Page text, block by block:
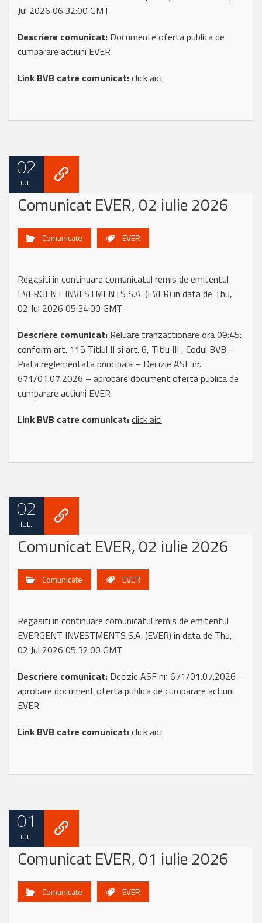
Jul 2026 06:32:00 GMT
Descriere comunicat: Documente oferta publica de
cumparare actiuni EVER
Link BVB catre comunicat:click aici
02
IUL.
Comunicat EVER, 02 iulie 2026
Comunicate EVER
Regasiti in continuare comunicatul remis de emitentul
EVERGENT INVESTMENTS S.A. (EVER) in data de Thu,
02 Jul 2026 05:34:00 GMT
Descriere comunicat: Reluare tranzactionare ora 09:45:
conform art. 115 Titlul II si art. 6, Titlu III , Codul BVB –
Piata reglementata principala – Decizie ASF nr.
671/01.07.2026 – aprobare document oferta publica de
cumparare actiuni EVER
Link BVB catre comunicat:click aici
02
IUL.
Comunicat EVER, 02 iulie 2026
Comunicate EVER
Regasiti in continuare comunicatul remis de emitentul
EVERGENT INVESTMENTS S.A. (EVER) in data de Thu,
02 Jul 2026 05:32:00 GMT
Descriere comunicat: Decizie ASF nr. 671/01.07.2026 –
aprobare document oferta publica de cumparare actiuni
EVER
Link BVB catre comunicat:click aici
01
IUL.
Comunicat EVER, 01 iulie 2026
Comunicate EVER